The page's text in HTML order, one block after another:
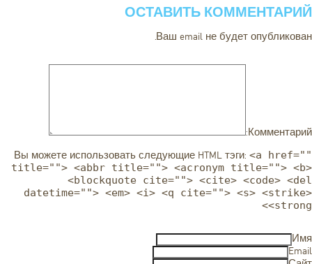
ОСТАВИТЬ КОММЕНТАРИЙ
Ваш email не будет опубликован.
Комментарий:
Вы можете использовать следующие HTML тэги: <a href=""
title=""> <abbr title=""> <acronym title=""> <b>
<blockquote cite=""> <cite> <code> <del
datetime=""> <em> <i> <q cite=""> <s> <strike>
<strong>
Имя
Email